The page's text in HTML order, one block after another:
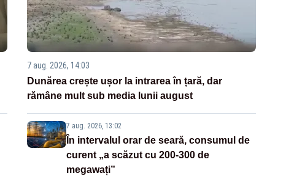
7 aug. 2026, 14:03
Dunărea crește ușor la intrarea în țară, dar
rămâne mult sub media lunii august
7 aug. 2026, 13:02
În intervalul orar de seară, consumul de
curent „a scăzut cu 200-300 de
megawați”